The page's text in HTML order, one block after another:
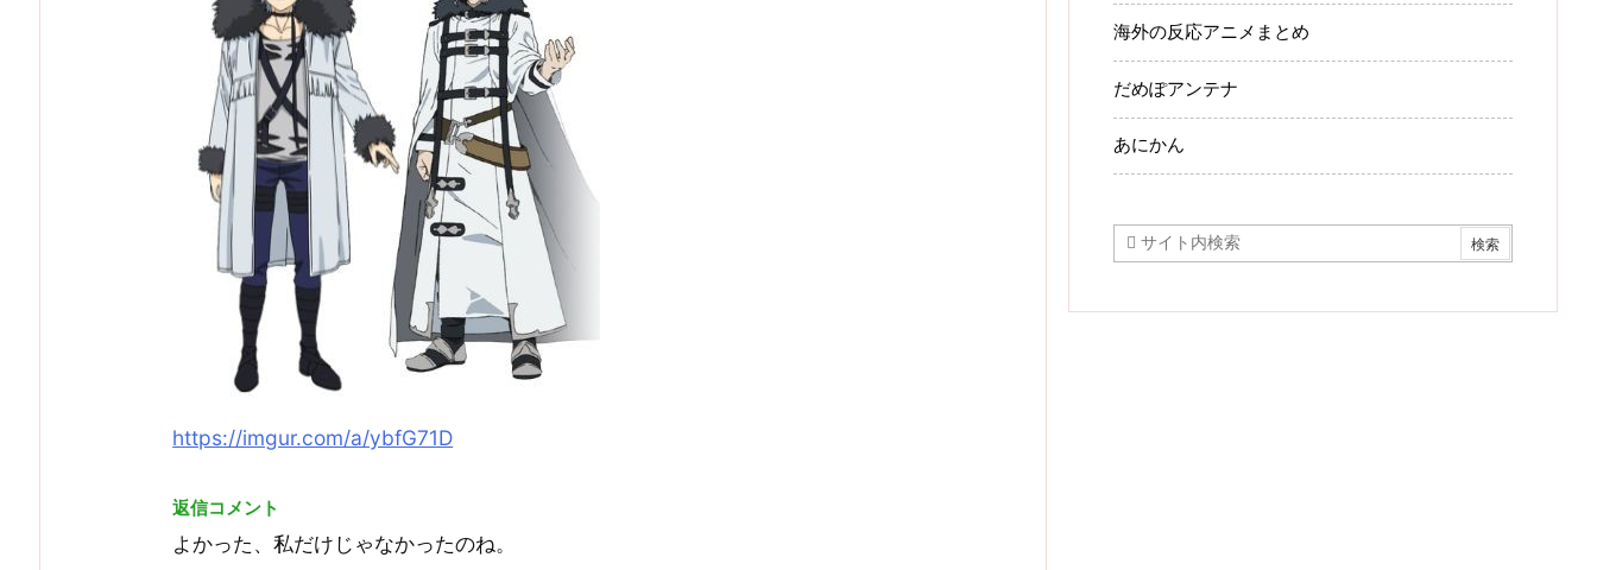
https://imgur.com/a/ybfG71D
返信コメント
よかった、私だけじゃなかったのね。
海外の反応アニメまとめ
だめぽアンテナ
あにかん